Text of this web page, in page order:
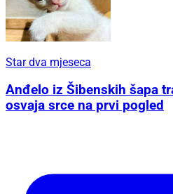
Star dva mjeseca
Anđelo iz Šibenskih šapa
osvaja srce na prvi pogled